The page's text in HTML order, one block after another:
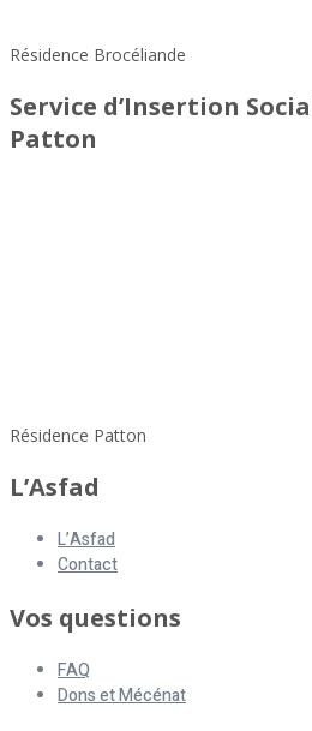
Résidence Brocéliande
Service d’Insertion
Patton
Résidence Patton
L’Asfad
L’Asfad
Contact
Vos questions
FAQ
Dons et Mécénat